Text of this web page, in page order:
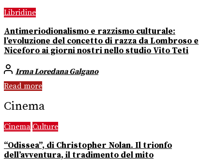
Libridine
Antimeriodionalismo e razzismo culturale:
l’evoluzione del concetto di razza da Lombroso e
Niceforo ai giorni nostri nello studio Vito Teti
Irma Loredana Galgano
Read more
Cinema
Cinema Culture
“Odissea”, di Christopher Nolan. Il trionfo
dell’avventura, il tradimento del mito